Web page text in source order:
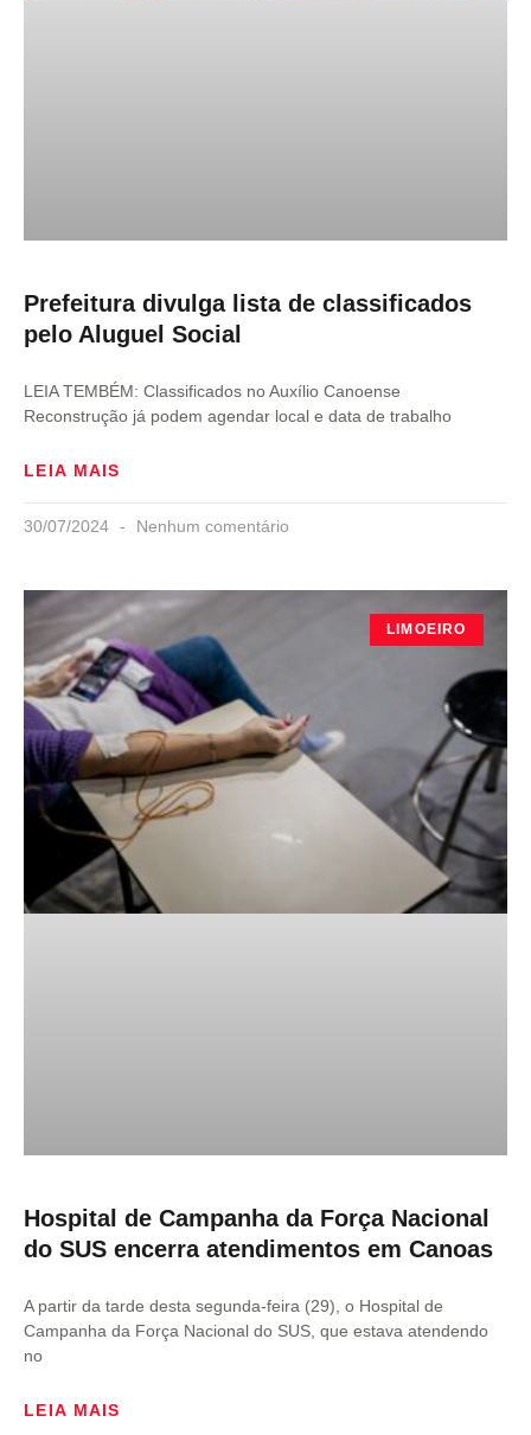
Prefeitura divulga lista de classificados
pelo Aluguel Social
LEIA TEMBÉM: Classificados no Auxílio Canoense
Reconstrução já podem agendar local e data de trabalho
LEIA MAIS
30/07/2024 Nenhum comentário
LIMOEIRO
Hospital de Campanha da Força Nacional
do SUS encerra atendimentos em Canoas
A partir da tarde desta segunda-feira (29), o Hospital de
Campanha da Força Nacional do SUS, que estava atendendo
no
LEIA MAIS